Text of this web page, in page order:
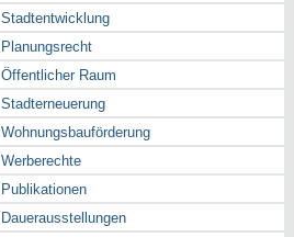
Stadtentwicklung
Planungsrecht
Öffentlicher Raum
Stadterneuerung
Wohnungsbauförderung
Werberechte
Publikationen
Dauerausstellungen